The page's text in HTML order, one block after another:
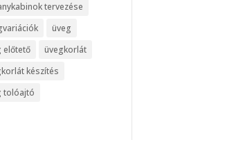
tervezése
üveg
előtető
üvegkorlát
készítés
tolóajtó